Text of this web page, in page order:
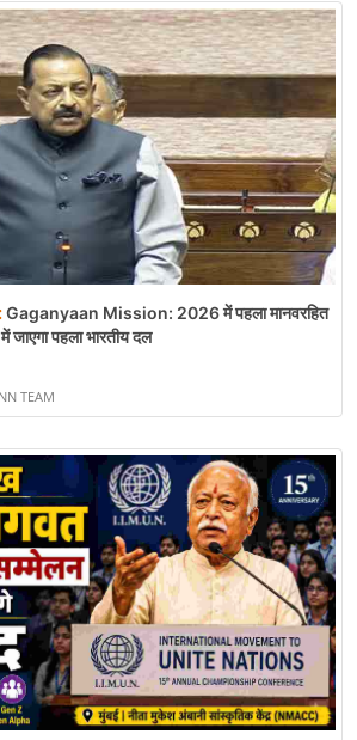
Gaganyaan Mission: 2026 में पहला मानवरहित
पहला भारतीय दल
TEAM